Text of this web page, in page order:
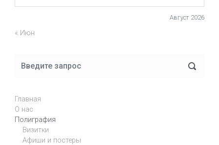
Август 2026
« Июн
Главная
О нас
Полиграфия
Визитки
Афиши и постеры